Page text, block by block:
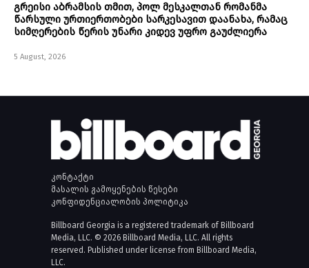
გრეისი აბრამსის თმით, პოლ მესკალთან რომანმა
წარსული ურთიერთობები სარკესავით დაანახა, რამაც
სიმღერების წერის უნარი კიდევ უფრო გაუძლიერა
5 August, 2026
კონტაქტი
მასალის გამოყენების წესები
კონფიდენციალობის პოლიტიკა
Billboard Georgia is a registered trademark of Billboard
Media, LLC. © 2026 Billboard Media, LLC. All rights
reserved. Published under license from Billboard Media,
LLC.